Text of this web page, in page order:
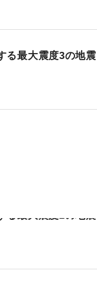
る最大震度3の地震
る最大震度2の地震